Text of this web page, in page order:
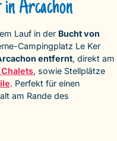
Arcachon
Lauf in der Bucht von
Campingplatz Le Ker
entfernt, direkt am
, sowie Stellplätze
. Perfekt für einen
am Rande des